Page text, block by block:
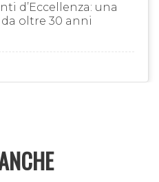
d’Eccellenza: una
oltre 30 anni